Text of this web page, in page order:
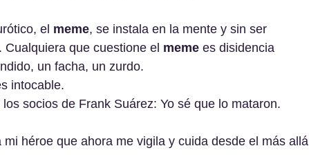
el meme, se instala en la mente y sin ser
que cuestione el meme es disidencia
un facha, un zurdo.
intocable.
socios de Frank Suárez: Yo sé que lo mataron.
héroe que ahora me vigila y cuida desde el más allá